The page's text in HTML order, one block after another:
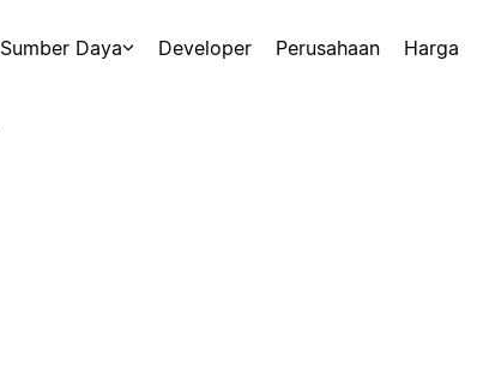
Sumber Daya Developer Perusahaan Harga